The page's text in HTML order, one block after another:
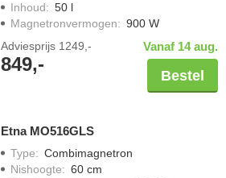
Inhoud: 50 l
Magnetronvermogen: 900 W
Adviesprijs 1249,-
849,-
Vanaf 14 aug.
Bestel
Etna MO516GLS
Type: Combimagnetron
Nishoogte: 60 cm